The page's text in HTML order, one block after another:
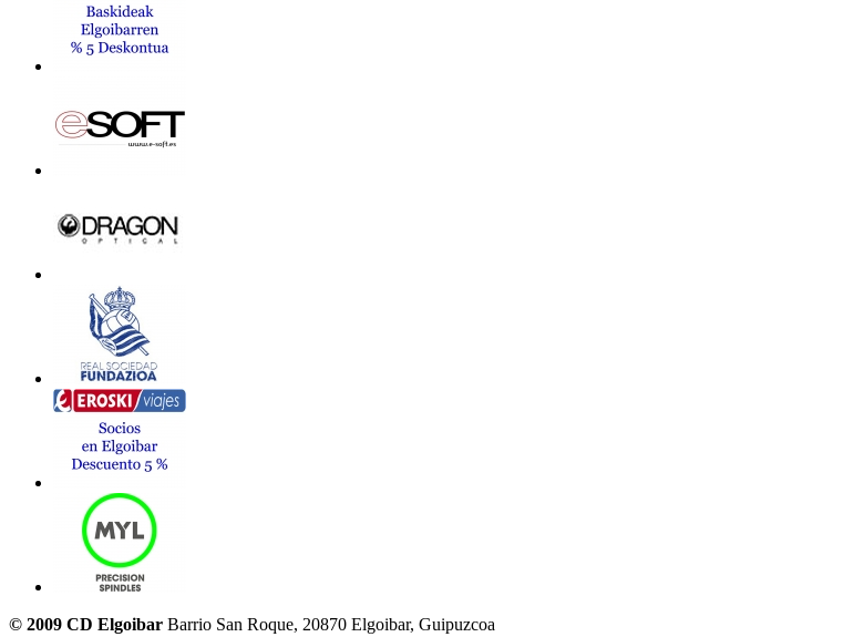
© 2009 CD Elgoibar Barrio San Roque, 20870 Elgoibar, Guipuzcoa